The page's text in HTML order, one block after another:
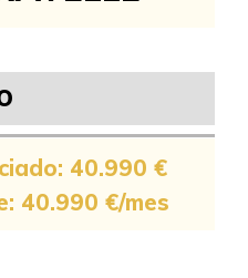
40.990 €
40.990 €/mes